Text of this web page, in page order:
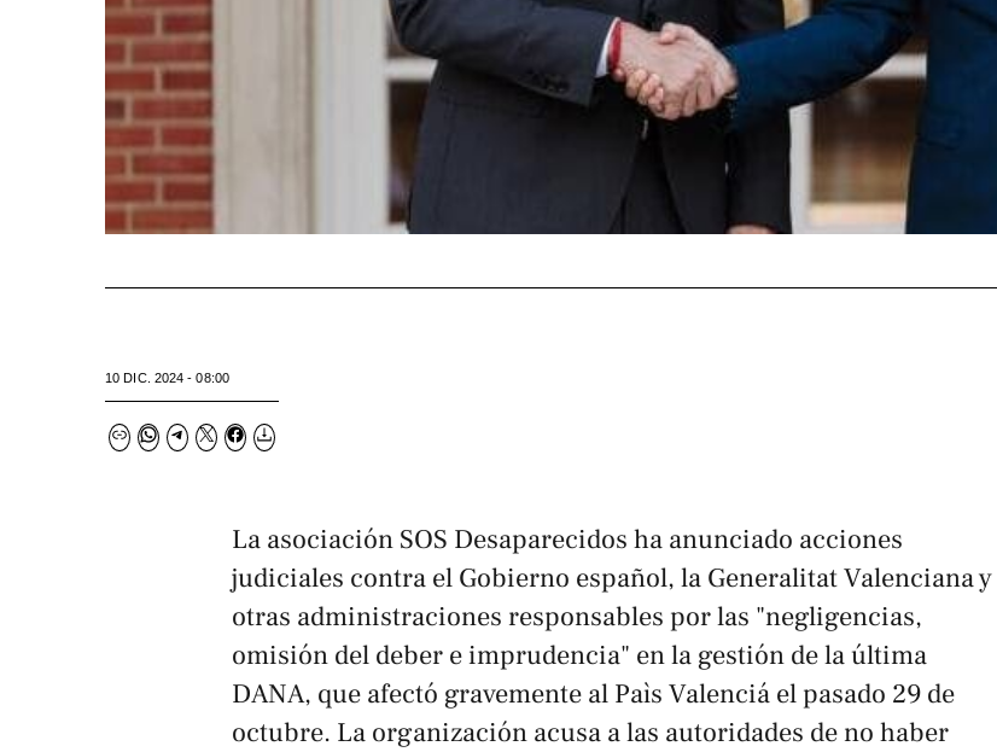
10 DIC. 2024 - 08:00
La asociación SOS Desaparecidos ha anunciado acciones
judiciales contra el Gobierno español, la Generalitat Valenciana y
otras administraciones responsables por las "negligencias,
omisión del deber e imprudencia" en la gestión de la última
DANA, que afectó gravemente al Paìs Valenciá el pasado 29 de
octubre. La organización acusa a las autoridades de no haber